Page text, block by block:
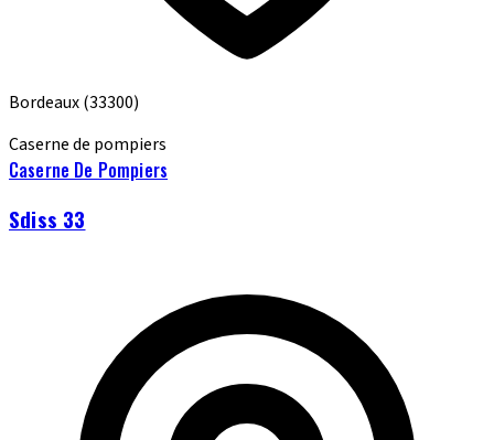
Bordeaux(33300)
Caserne de pompiers
Caserne De Pompiers
Sdiss 33